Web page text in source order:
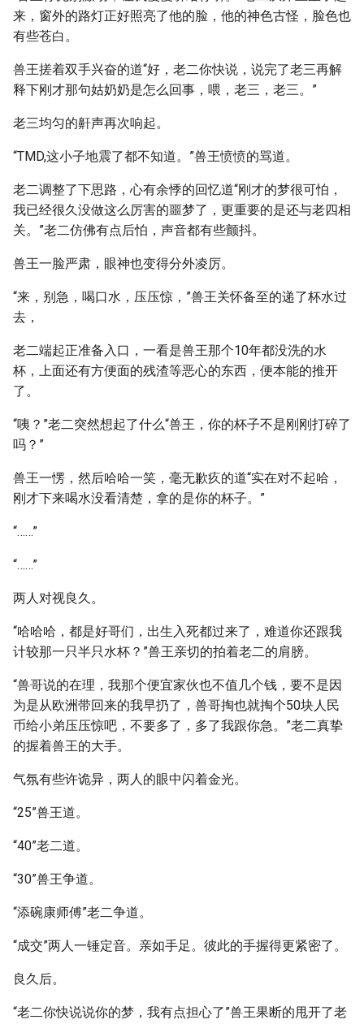
来，窗外的路灯正好照亮了他的脸，他的神色古怪，脸色也
有些苍白。
兽王搓着双手兴奋的道“好，老二你快说，说完了老三再解
释下刚才那句姑奶奶是怎么回事，喂，老三，老三。”
老三均匀的鼾声再次响起。
“TMD,这小子地震了都不知道。”兽王愤愤的骂道。
老二调整了下思路，心有余悸的回忆道“刚才的梦很可怕，
我已经很久没做这么厉害的噩梦了，更重要的是还与老四相
关。”老二仿佛有点后怕，声音都有些颤抖。
兽王一脸严肃，眼神也变得分外凌厉。
“来，别急，喝口水，压压惊，”兽王关怀备至的递了杯水过
去，
老二端起正准备入口，一看是兽王那个10年都没洗的水
杯，上面还有方便面的残渣等恶心的东西，便本能的推开
了。
“咦？”老二突然想起了什么“兽王，你的杯子不是刚刚打碎了
吗？”
兽王一愣，然后哈哈一笑，毫无歉疚的道“实在对不起哈，
刚才下来喝水没看清楚，拿的是你的杯子。”
“……”
“……”
两人对视良久。
“哈哈哈，都是好哥们，出生入死都过来了，难道你还跟我
计较那一只半只水杯？”兽王亲切的拍着老二的肩膀。
“兽哥说的在理，我那个便宜家伙也不值几个钱，要不是因
为是从欧洲带回来的我早扔了，兽哥掏也就掏个50块人民
币给小弟压压惊吧，不要多了，多了我跟你急。”老二真挚
的握着兽王的大手。
气氛有些许诡异，两人的眼中闪着金光。
“25”兽王道。
“40”老二道。
“30”兽王争道。
“添碗康师傅”老二争道。
“成交”两人一锤定音。亲如手足。彼此的手握得更紧密了。
良久后。
“老二你快说说你的梦，我有点担心了”兽王果断的甩开了老